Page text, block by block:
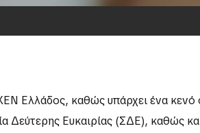
Ελλάδος, καθώς υπάρχει ένα κενό
Δεύτερης Ευκαιρίας (ΣΔΕ), καθώς